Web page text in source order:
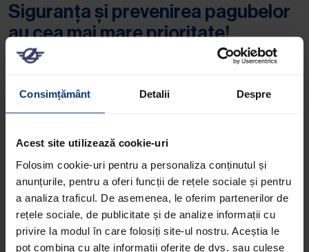
Consimțământ Detalii Despre
Acest site utilizează cookie-uri
Folosim cookie-uri pentru a personaliza conținutul și
anunțurile, pentru a oferi funcții de rețele sociale și pentru
a analiza traficul. De asemenea, le oferim partenerilor de
rețele sociale, de publicitate și de analize informații cu
privire la modul în care folosiți site-ul nostru. Aceștia le
pot combina cu alte informații oferite de dvs. sau culese
Siguranța și prevenirea pagubelor
au cea mai mare prioritate!
Siguranța și prevenirea pagubelor sunt priorități de top
logisticii, precum și al depozitării.
deteriorate în timpul transportului.
Legislația internațională în domeniul transporturilor oferă
o gamă largă de modele diferite de asigurări pentru
toate tipurile de transport.
Pentru a vă putea ajuta rapid și fără complicații în cazul în
care se întâmplă ce e mai rău, specialiștii noștri